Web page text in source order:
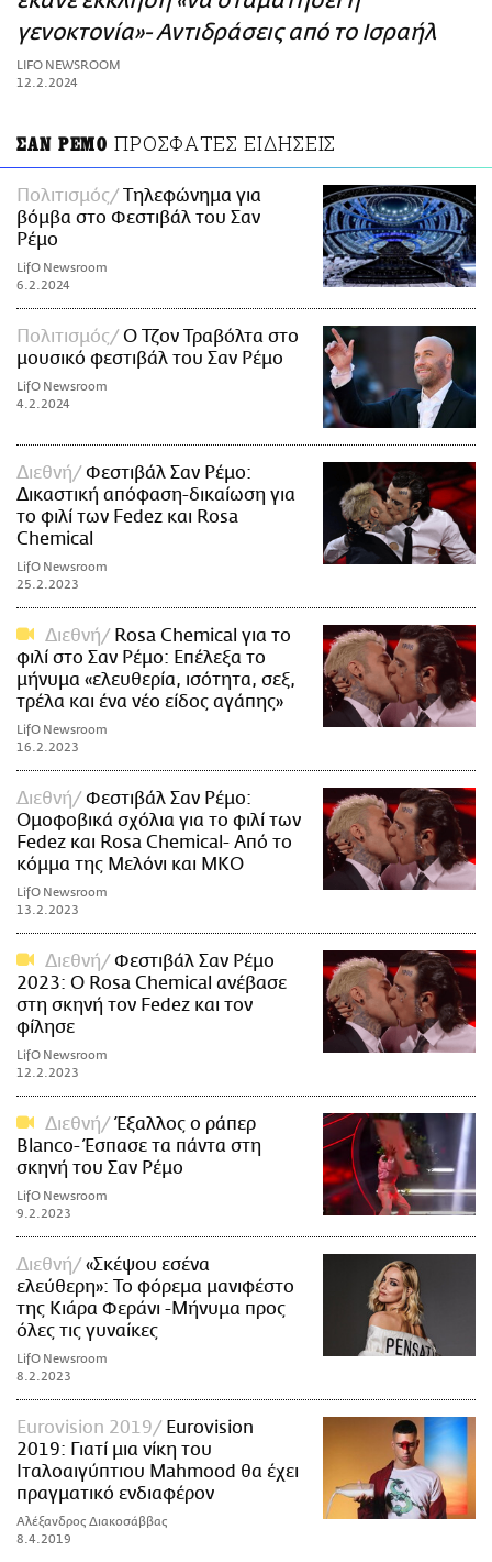
ΑΜΠΑ
PRINT
γενοκτονία»- Αντιδράσεις από το Ισραήλ
LIFO NEWSROOM
12.2.2024
ΣΑΝ ΡΕΜΟ ΠΡΟΣΦΑΤΕΣ ΕΙΔΗΣΕΙΣ
Πολιτισμός
Τηλεφώνημα για
βόμβα στο Φεστιβάλ του Σαν
Ρέμο
LifO Newsroom
6.2.2024
Πολιτισμός
Ο Τζον Τραβόλτα στο
μουσικό φεστιβάλ του Σαν Ρέμο
LifO Newsroom
4.2.2024
Διεθνή
Φεστιβάλ Σαν Ρέμο:
Δικαστική απόφαση-δικαίωση για
το φιλί των Fedez και Rosa
Chemical
LifO Newsroom
25.2.2023
Διεθνή
Rosa Chemical για το
φιλί στο Σαν Ρέμο: Επέλεξα το
μήνυμα «ελευθερία, ισότητα, σεξ,
τρέλα και ένα νέο είδος αγάπης»
LifO Newsroom
16.2.2023
Διεθνή
Φεστιβάλ Σαν Ρέμο:
Ομοφοβικά σχόλια για το φιλί των
Fedez και Rosa Chemical- Από το
κόμμα της Μελόνι και ΜΚΟ
LifO Newsroom
13.2.2023
Διεθνή
Φεστιβάλ Σαν Ρέμο
2023: Ο Rosa Chemical ανέβασε
στη σκηνή τον Fedez και τον
φίλησε
LifO Newsroom
12.2.2023
Διεθνή
Έξαλλος ο ράπερ
Blanco- Έσπασε τα πάντα στη
σκηνή του Σαν Ρέμο
LifO Newsroom
9.2.2023
Διεθνή
«Σκέψου εσένα
ελεύθερη»: Το φόρεμα μανιφέστο
της Κιάρα Φεράνι -Μήνυμα προς
όλες τις γυναίκες
LifO Newsroom
8.2.2023
Eurovision 2019
Eurovision
2019: Γιατί μια νίκη του
Ιταλοαιγύπτιου Mahmood θα έχει
πραγματικό ενδιαφέρον
Αλέξανδρος Διακοσάββας
8.4.2019